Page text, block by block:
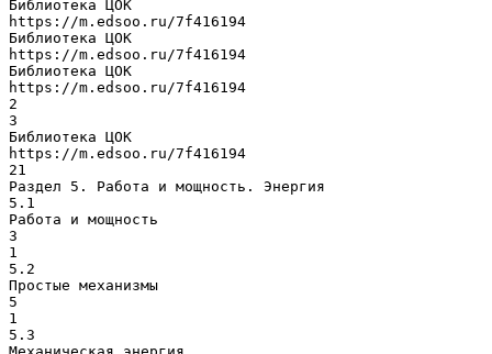
Библиотека ЦОК
https://m.edsoo.ru/7f416194
Библиотека ЦОК
https://m.edsoo.ru/7f416194
Библиотека ЦОК
https://m.edsoo.ru/7f416194
2
3
Библиотека ЦОК
https://m.edsoo.ru/7f416194
21
Раздел 5. Работа и мощность. Энергия
5.1
Работа и мощность
3
1
5.2
Простые механизмы
5
1
5.3